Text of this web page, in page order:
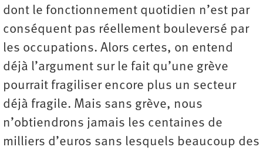
dont le fonctionnement quotidien n’est par
conséquent pas réellement bouleversé par
les occupations. Alors certes, on entend
déjà l’argument sur le fait qu’une grève
pourrait fragiliser encore plus un secteur
déjà fragile. Mais sans grève, nous
n’obtiendrons jamais les centaines de
milliers d’euros sans lesquels beaucoup des